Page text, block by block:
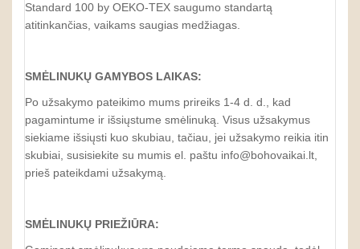
Standard 100 by OEKO-TEX saugumo standartą
atitinkančias, vaikams saugias medžiagas.
SMĖLINUKŲ GAMYBOS LAIKAS:
Po užsakymo pateikimo mums prireiks 1-4 d. d., kad
pagamintume ir išsiųstume smėlinuką. Visus užsakymus
siekiame išsiųsti kuo skubiau, tačiau, jei užsakymo reikia itin
skubiai, susisiekite su mumis el. paštu info@bohovaikai.lt,
prieš pateikdami užsakymą.
SMĖLINUKŲ PRIEŽIŪRA: